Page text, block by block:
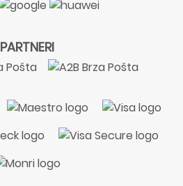
PARTNERI